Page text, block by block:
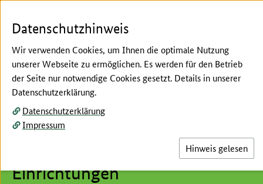
Menü
Hier beginnt der Hauptinhalt dieser Seite
Dorfkultur und
Gemeinschaftshäuser /
Einrichtungen
Entwicklung von Dörfern und kleinen Städten
Datenschutzhinweis
Wir verwenden Cookies, um Ihnen die optimale Nutzung
unserer Webseite zu ermöglichen. Es werden für den Betrieb
der Seite nur notwendige Cookies gesetzt. Details in unserer
Datenschutzerklärung.
Datenschutzerklärung
Impressum
Hinweis gelesen